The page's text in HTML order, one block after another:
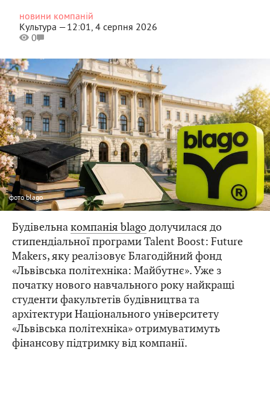
новини компаній
Культура —12:01, 4 серпня 2026
0
фотоblago
Будівельнакомпанія blagoдолучилася до
стипендіальної програми Talent Boost: Future
Makers, яку реалізовує Благодійний фонд
«Львівська політехніка: Майбутнє». Уже з
початку нового навчального року найкращі
студенти факультетів будівництва та
архітектури Національного університету
«Львівська політехніка» отримуватимуть
фінансову підтримку від компанії.